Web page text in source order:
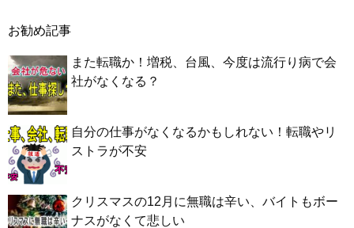
お勧め記事
また転職か！増税、台風、今度は流行り病で会
社がなくなる？
自分の仕事がなくなるかもしれない！転職やリ
ストラが不安
クリスマスの12月に無職は辛い、バイトもボー
ナスがなくて悲しい